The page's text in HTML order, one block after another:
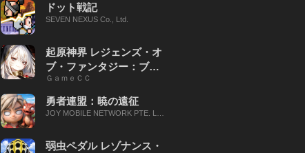
ドット戦記
SEVEN NEXUS Co., Ltd.
起原神界 レジェンズ・オ
ブ・ファンタジー：ブレ
イブ X
ＧａｍｅＣＣ
勇者連盟：暁の遠征
JOY MOBILE NETWORK PTE. LT
弱虫ペダル レゾナンス・